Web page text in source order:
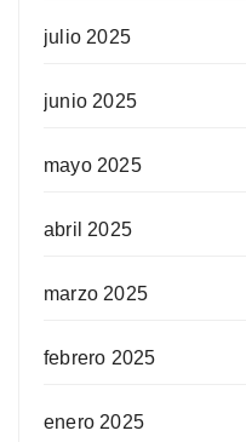
julio 2025
junio 2025
mayo 2025
abril 2025
marzo 2025
febrero 2025
enero 2025